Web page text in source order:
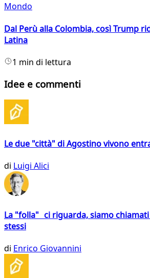
Mondo
Dal Perù alla Colombia, così Trump
Latina
1 min di lettura
Idee e commenti
Le due "città" di Agostino vivono
di Luigi Alici
La "folla" ci riguarda, siamo
stessi
di Enrico Giovannini